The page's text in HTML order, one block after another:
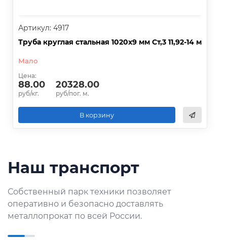
Артикул: 4917
Труба круглая стальная 1020х9 мм Ст,3 11,92-14 м
Мало
Цена:
88.00
руб/кг.
20328.00
руб/пог. м.
В корзину
Наш транспорт
Собственный парк техники позволяет
оперативно и безопасно доставлять
металлопрокат по всей России.